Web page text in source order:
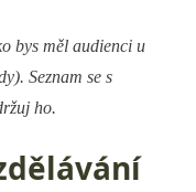
bys měl audienci u
Seznam se s
ho.